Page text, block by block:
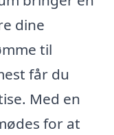
dine
til
får du
Med en
for at